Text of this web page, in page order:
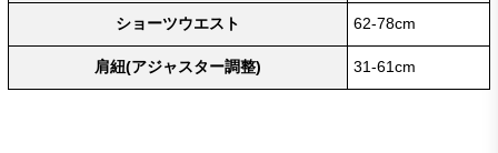
ショーツウエスト 62-78cm
肩紐(アジャスター調整) 31-61cm